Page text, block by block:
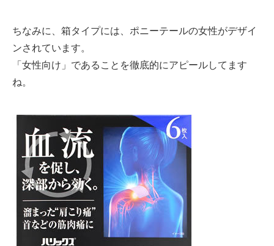
ちなみに、箱タイプには、ポニーテールの女性がデザイ
ンされています。
「女性向け」であることを徹底的にアピールしてます
ね。